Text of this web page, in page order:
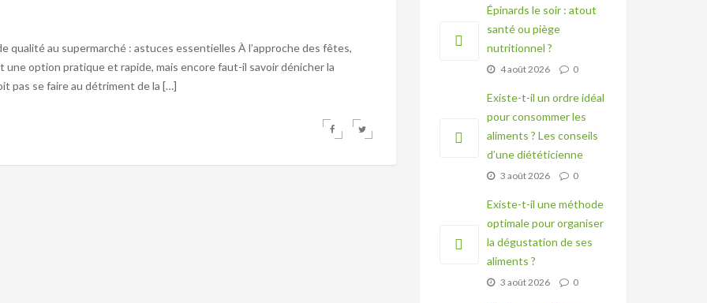
qualité au supermarché : astuces essentielles À l’approche des fêtes,
une option pratique et rapide, mais encore faut-il savoir dénicher la
pas se faire au détriment de la […]
Épinards le soir : atout
santé ou piège
nutritionnel ?
4 août 2026 0
Existe-t-il un ordre idéal
pour consommer les
aliments ? Les conseils
d’une diététicienne
3 août 2026 0
Existe-t-il une méthode
optimale pour organiser
la dégustation de ses
aliments ?
3 août 2026 0